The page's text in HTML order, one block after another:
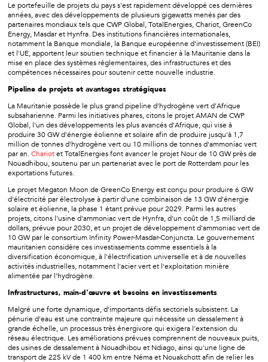
Le portefeuille de projets du pays s'est rapidement développé ces dernières
années, avec des développements de plusieurs gigawatts menés par des
partenaires mondiaux tels que CWP Global, TotalEnergies, Chariot, GreenCo
Energy, Masdar et Hynfra. Des institutions financières internationales,
notamment la Banque mondiale, la Banque européenne d'investissement (BEI)
et l'UE, apportent leur soutien technique et financier à la Mauritanie dans la
mise en place des systèmes réglementaires, des infrastructures et des
compétences nécessaires pour soutenir cette nouvelle industrie.
Pipeline de projets et avantages stratégiques
La Mauritanie possède le plus grand pipeline d'hydrogène vert d'Afrique
subsaharienne. Parmi les initiatives phares, citons le projet AMAN de CWP
Global, l'un des développements les plus avancés d'Afrique, qui vise à
produire 30 GW d'énergie éolienne et solaire afin de produire jusqu'à 1,7
million de tonnes d'hydrogène vert ou 10 millions de tonnes d'ammoniac vert
par an.Chariotet TotalEnergies font avancer le projet Nour de 10 GW près de
Nouadhibou, soutenu par un partenariat avec le port de Rotterdam pour les
exportations futures.
Le projet Megaton Moon de GreenCo Energy est conçu pour produire 6 GW
d'électricité par électrolyse à partir d'une combinaison de 13 GW d'énergie
solaire et éolienne, la phase 1 étant prévue pour 2029. Parmi les autres
projets, citons l'usine d'ammoniac vert de Hynfra, d'un coût de 1,5 milliard de
dollars, prévue pour 2030, et un projet de développement d'ammoniac vert de
10 GW par le consortium Infinity Power-Masdar-Conjuncta. Le gouvernement
mauritanien considère ces investissements comme essentiels à la
diversification économique, à l'électrification universelle et à de nouvelles
activités industrielles, notamment l'acier vert et l'exploitation minière
alimentée par l'hydrogène.
Infrastructures, main-d'œuvre et besoins en investissements
Malgré une forte dynamique, d'importants défis sectoriels subsistent. La
pénurie d'eau est une contrainte majeure qui nécessite un dessalement à
grande échelle, un processus très énergivore qui exigera l'extension du
réseau électrique. Les améliorations prévues comprennent de nouveaux puits,
des usines de dessalement à Nouadhibou et Ndiago, ainsi qu'une ligne de
transport de 225 kV de 1 400 km entre Néma et Nouakchott afin de relier les